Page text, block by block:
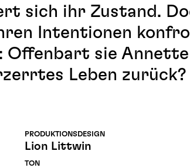
sich ihr Zustand.
Intentionen
Offenbart sie
Leben zurück?
PRODUKTIONSDESIGN
Lion Littwin
TON